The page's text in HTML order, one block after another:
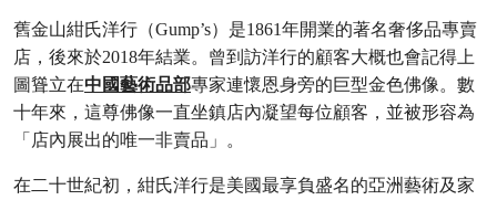
舊金山紺氏洋行（Gump’s）是1861年開業的著名奢侈品專賣
店，後來於2018年結業。曾到訪洋行的顧客大概也會記得上
圖聳立在中國藝術品部專家連懷恩身旁的巨型金色佛像。數
十年來，這尊佛像一直坐鎮店內凝望每位顧客，並被形容為
「店內展出的唯一非賣品」。
在二十世紀初，紺氏洋行是美國最享負盛名的亞洲藝術及家